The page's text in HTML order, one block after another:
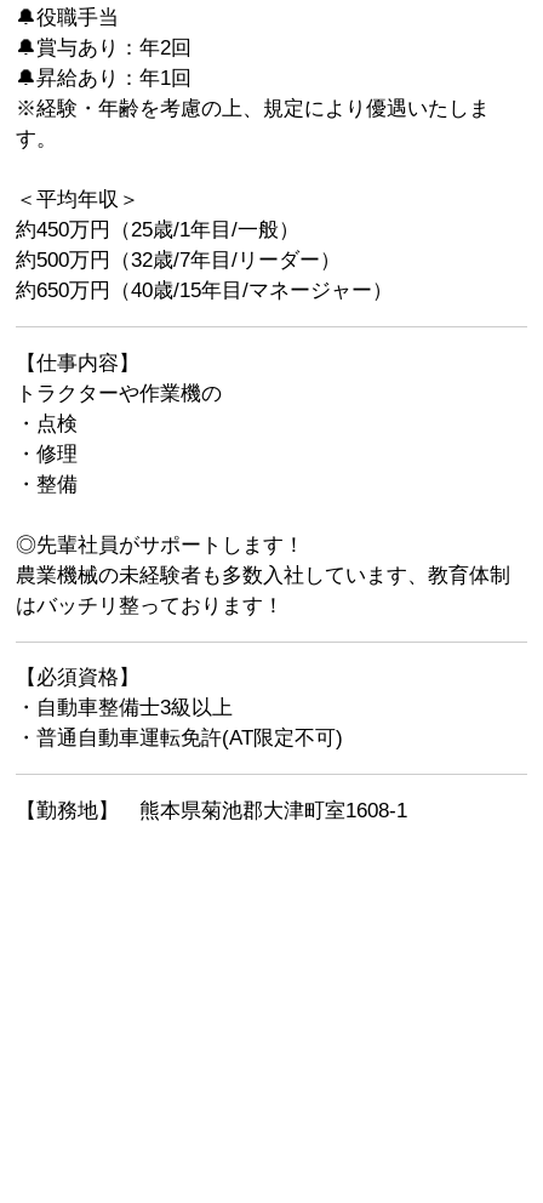
🔔役職手当
🔔賞与あり：年2回
🔔昇給あり：年1回
※経験・年齢を考慮の上、規定により優遇いたしま
す。
＜平均年収＞
約450万円（25歳/1年目/一般）
約500万円（32歳/7年目/リーダー）
約650万円（40歳/15年目/マネージャー）
【仕事内容】
トラクターや作業機の
・点検
・修理
・整備
◎先輩社員がサポートします！
農業機械の未経験者も多数入社しています、教育体制
はバッチリ整っております！
【必須資格】
・自動車整備士3級以上
・普通自動車運転免許(AT限定不可)
【勤務地】 熊本県菊池郡大津町室1608-1